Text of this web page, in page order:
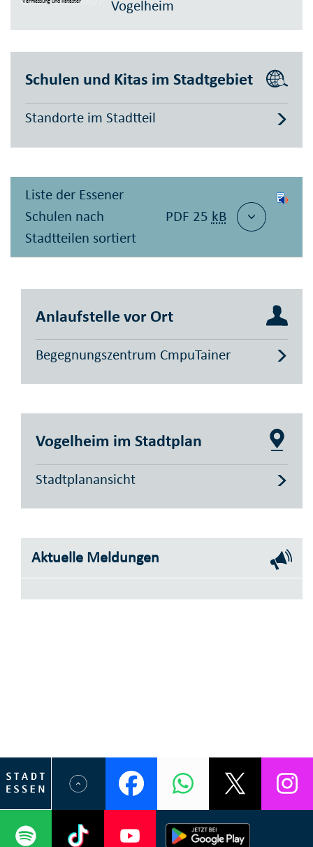
Vogelheim
Schulen und Kitas im Stadtgebiet
Standorte im Stadtteil
Liste der Essener
Schulen nach
Stadtteilen sortiert
PDF 25 kB
Anlaufstelle vor Ort
Begegnungszentrum CmpuTainer
Vogelheim im Stadtplan
Stadtplanansicht
Aktuelle Meldungen